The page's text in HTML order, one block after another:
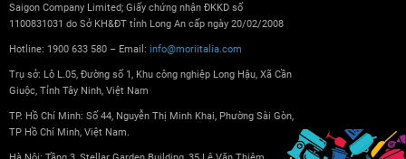
Saigon Company Limited; Giấy chứng nhận ĐKKD số
1100831031 do Sở KH&ĐT tỉnh Long An cấp ngày 20/02/2008
Hotline: 1900 633 580 – Email: info@moriitalia.com
Trụ sở: Lô L.05, Đường số 1, Khu công nghiệp Long Hậu, Xã Cần
Giuộc, Tỉnh Tây Ninh, Việt Nam
TP. Hồ Chí Minh: Số 44, Nguyễn Thị Minh Khai, Phường Sài Gòn,
TP Hồ Chí Minh, Việt Nam.